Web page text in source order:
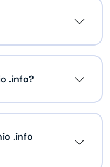
.info?
.info